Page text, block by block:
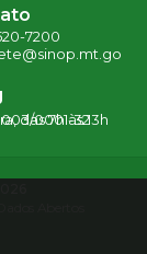
7200
das 7h às 13h
0001-32